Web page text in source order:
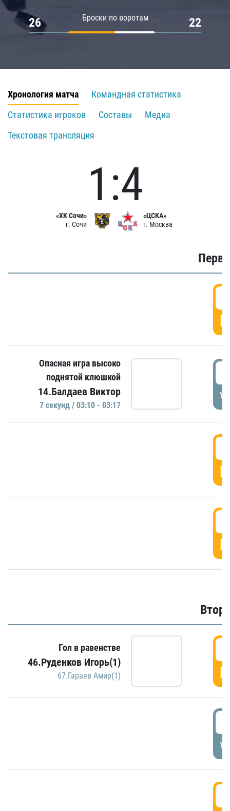
Броски по воротам
26 22
Хронология матча
Командная статистика
Статистика игроков
Составы
Медиа
Текстовая трансляция
«ХК Сочи»
г. Сочи
1:4
«ЦСКА»
г. Москва
Опасная игра высоко
поднятой клюшкой
14.Балдаев Виктор
7 секунд / 03:10 - 03:17
Гол в равенстве
46.Руденков Игорь(1)
67.Гараев Амир(1)